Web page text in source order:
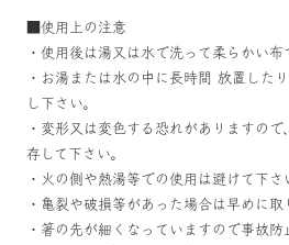
■使用上の注意
・使用後は湯又は水で洗って柔らかい布
・お湯または水の中に長時間 放置した
し下さい。
・変形又は変色する恐れがありますの
存して下さい。
・火の側や熱湯等での使用は避けて下さ
・亀裂や破損等があった場合は早めに取
・箸の先が細くなっていますので事故